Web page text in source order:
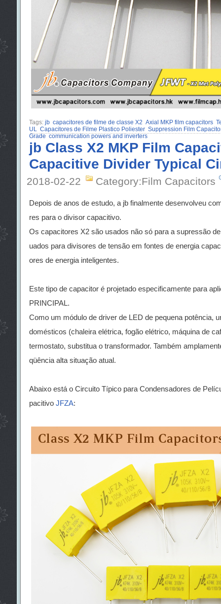
Tags: jb capacitores de filme de classe X2 Axial MKP film capacitors
UL Capacitores de Filme Plastico Poliester Suppression Film
Grade communication powers and inverters
jb Class X2 MKP Film
Capacitive Divider Typical
2018-02-22 Category:Film Capacitors
Depois de anos de estudo, a jb finalmente desenvolveu
res para o divisor capacitivo.
Os capacitores X2 são usados não só para a supressão
uados para divisores de tensão em fontes de energia
ores de energia inteligentes.
Este tipo de capacitor é projetado especificamente para
PRINCIPAL.
Como um módulo de driver de LED de pequena potência,
domésticos (chaleira elétrica, fogão elétrico, máquina de
termostato, substitua o transformador. Também
qüência alta situação atual.
Abaixo está o Circuito Típico para Condensadores de
pacitivo JFZA: